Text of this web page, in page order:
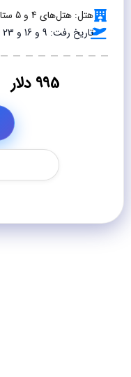
995 دلار
هتل: هتل‌های 4 و 5 ستاره
تاریخ رفت: 9 و 16 و 23 و 30 شهریور